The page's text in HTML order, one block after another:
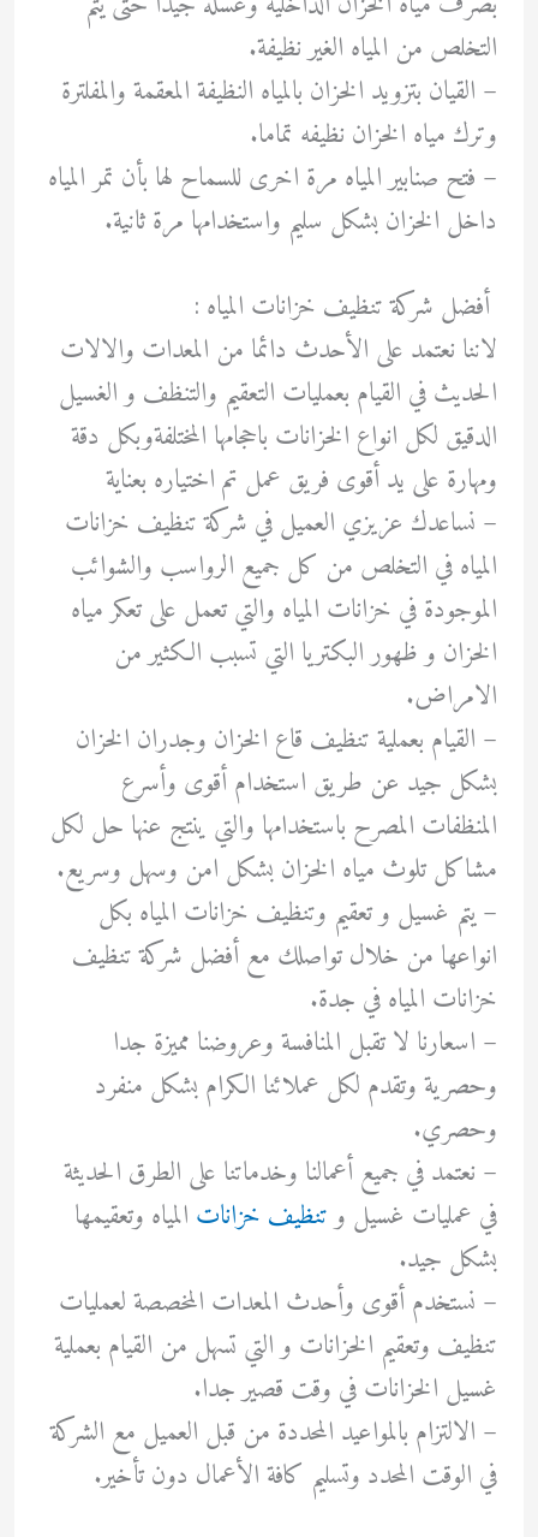
التخلص من المياه الغير نظيفة.
– القيان بتزويد الخزان بالمياه النظيفة المعقمة والمفلترة
وترك مياه الخزان نظيفه تماما.
– ‏فتح صنابير المياه مرة اخرى للسماح لها بأن تمر المياه
داخل الخزان بشكل سليم واستخدامها مرة ثانية.
أفضل شركة تنظيف خزانات المياه :
لاننا نعتمد على الأحدث دائما من المعدات والالات
الحديث في القيام بعمليات التعقيم والتنظف و الغسيل
الدقيق لكل انواع الخزانات باحجامها المختلفةوبكل دقة
ومهارة على يد أقوى فريق عمل تم اختياره بعناية
– نساعدك عزيزي العميل في شركة تنظيف خزانات
المياه في التخلص من كل جميع الرواسب والشوائب
الموجودة في خزانات المياه والتي تعمل على تعكر مياه
الخزان و ظهور البكتريا التي تسبب الكثير من
الامراض.
– ‏القيام بعملية تنظيف قاع الخزان وجدران الخزان
بشكل جيد عن طريق استخدام أقوى وأسرع
المنظفات المصرح باستخدامها والتي ينتج عنها حل لكل
مشاكل تلوث مياه الخزان بشكل امن وسهل وسريع.
– ‏يتم غسيل و تعقيم وتنظيف خزانات المياه بكل
انواعها من خلال تواصلك مع أفضل شركة تنظيف
خزانات المياه في جدة.
– ‏اسعارنا لا تقبل المنافسة وعروضنا مميزة جدا
وحصرية وتقدم لكل عملائنا الكرام بشكل منفرد
وحصري.
– ‏نعتمد في جميع أعمالنا وخدماتنا على الطرق الحديثة
في عمليات غسيل وتنظيف خزانات المياه وتعقيمها
بشكل جيد.
– ‏نستخدم أقوى وأحدث المعدات المخصصة لعمليات
تنظيف وتعقيم الخزانات و التي تسهل من القيام بعملية
غسيل الخزانات في وقت قصير جدا.
– الالتزام بالمواعيد المحددة من قبل العميل مع الشركة
في الوقت المحدد وتسليم كافة الأعمال دون تأخير.